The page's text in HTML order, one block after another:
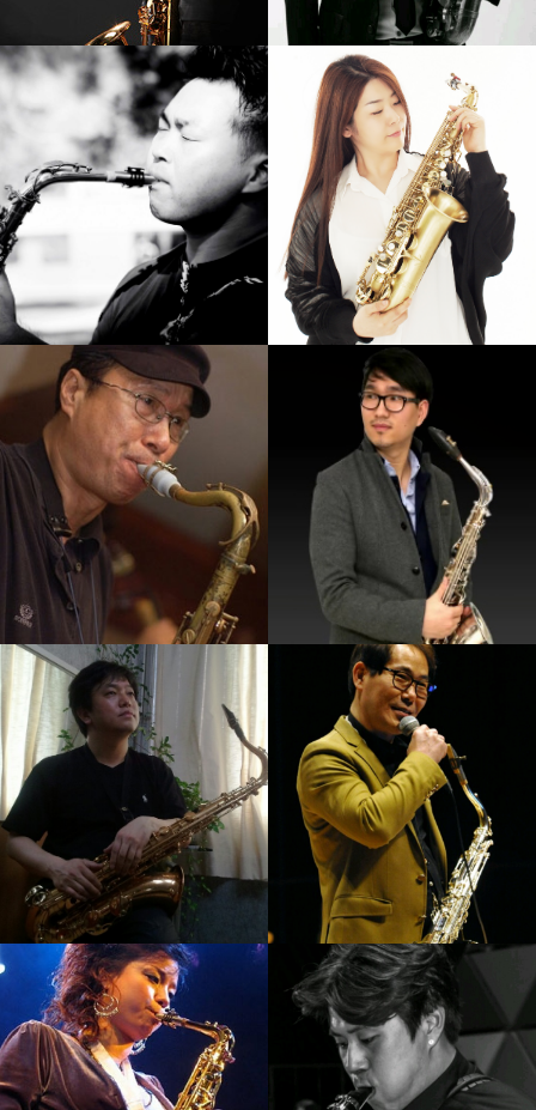
강기만
강의보기
김성길
강의보기
Calvin Park
강의보기
임정윤
강의보기
석성노
강의보기
손민
강의보기